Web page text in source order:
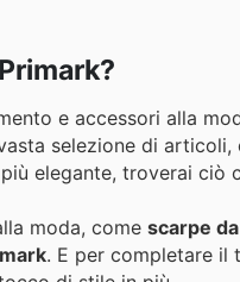
e accessori alla
selezione di articoli,
elegante, troverai ciò
moda, come scarpe
. E per completare il